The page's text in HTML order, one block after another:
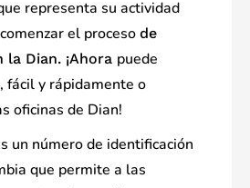
representa su actividad
el proceso de
Dian. ¡Ahora puede
fácil y rápidamente o
oficinas de Dian!
un número de identificación
que permite a las